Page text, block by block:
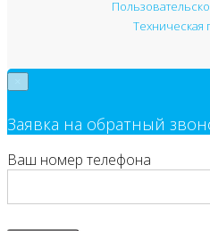
Техническая
Заявка на обратный
Ваш номер телефона